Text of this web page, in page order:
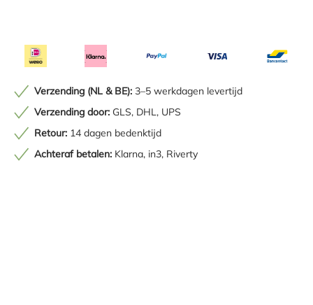
Verzending (NL & BE): 3–5 werkdagen levertijd
Verzending door: GLS, DHL, UPS
Retour: 14 dagen bedenktijd
Achteraf betalen: Klarna, in3, Riverty